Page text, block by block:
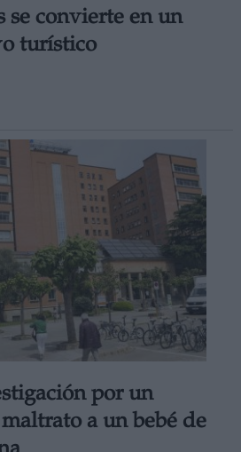
se convierte en un
turístico
por un
a un bebé de